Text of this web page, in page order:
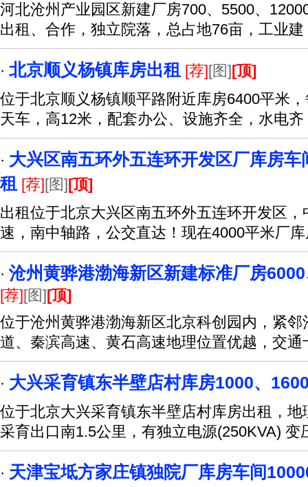
河北沧州产业园区新建厂房700、5500、
出租、合作，独立院落，总占地76亩，工业建
· 北京顺义杨镇库房出租 [荐][图][顶]
位于北京顺义杨镇顺平路附近库房6400平米
天车，高12米，配套办公、设施齐全，水电齐
· 大兴区南五环外五连环开发区厂库房
租 [荐][图][顶]
出租位于北京大兴区南五环外五连环开发区
速，南中轴路，公交直达！现在4000平米厂
· 沧州黄骅港渤海新区新建标准厂房
[荐][图][顶]
位于沧州黄骅港渤海新区北京科创园内，紧
道、秦滨高速、黄石高速地理位置优越，交通
· 大兴采育镇东半壁店村库房1000、
位于北京大兴采育镇东半壁店村库房出租，
采育出口南1.5公里，有独立电源(250KVA) 变
· 天津宝坻方家庄镇独院厂库房车间